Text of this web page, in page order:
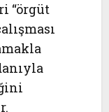
“örgüt